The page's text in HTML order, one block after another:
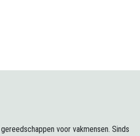
voor vakmensen. Sinds